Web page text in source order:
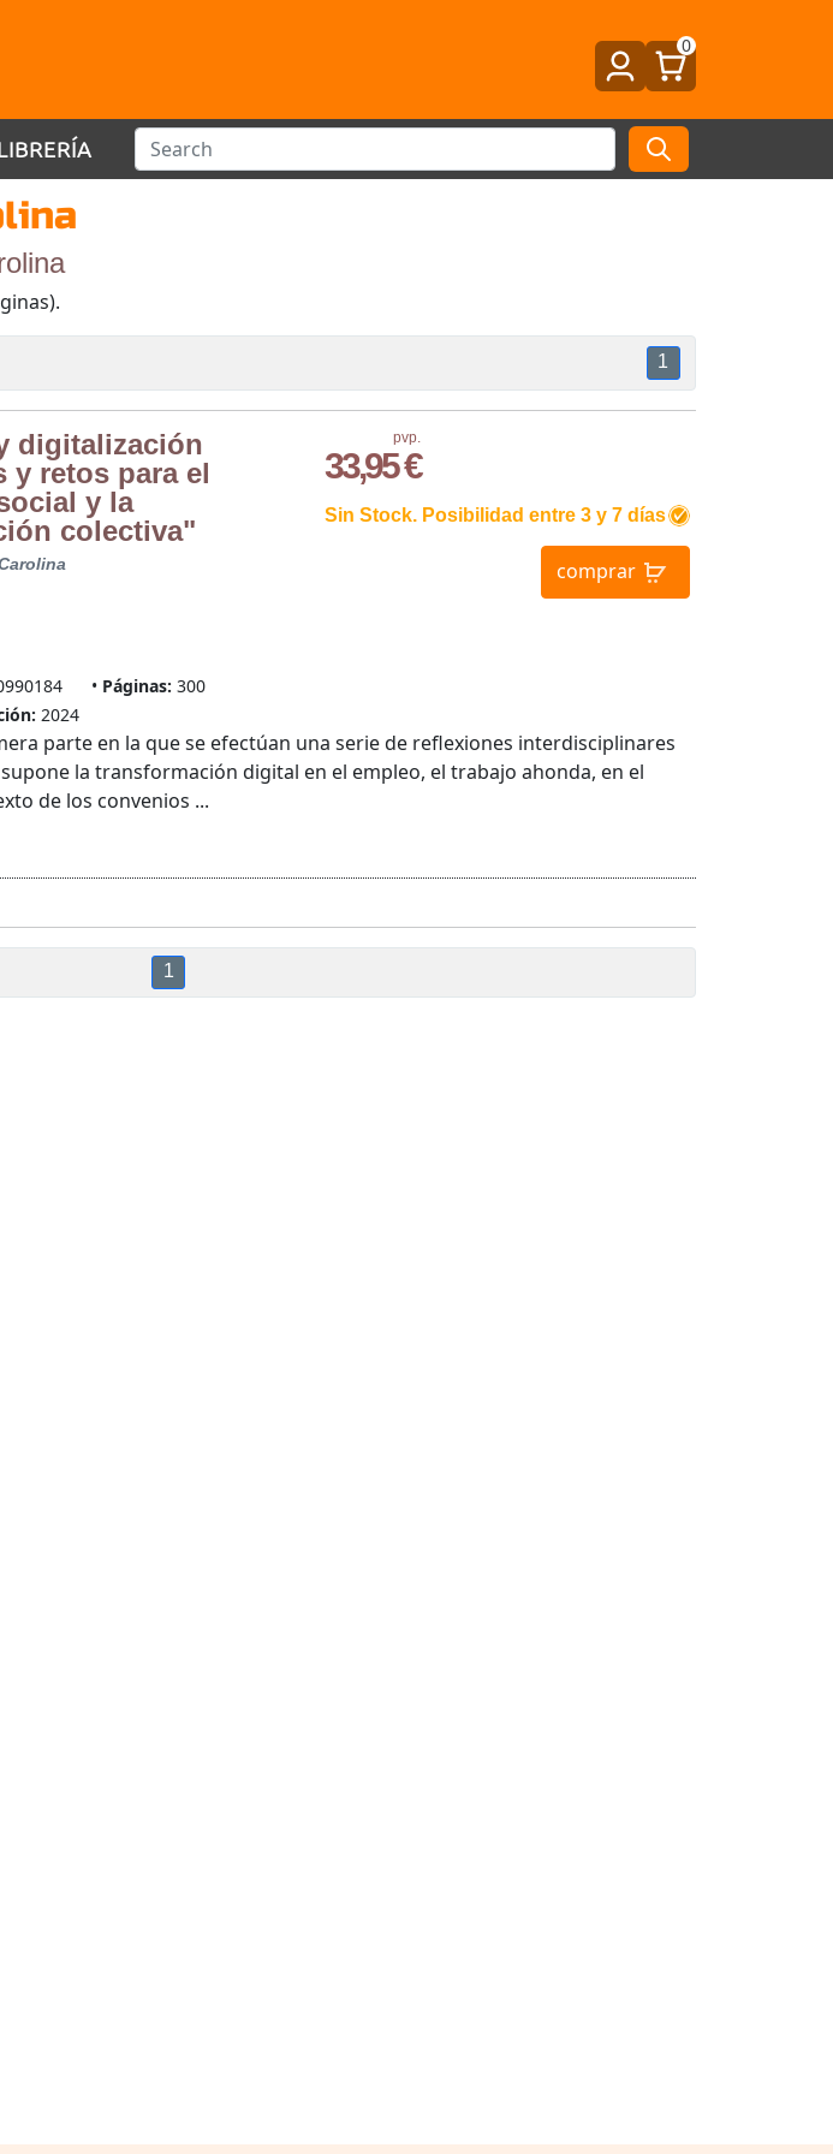
0
1
digitalización
y retos para el
y la
colectiva"
Páginas: 300
2024
pvp.
33,95 €
Sin Stock. Posibilidad entre 3 y 7 días
comprar
parte en la que se efectúan una serie de reflexiones interdisciplinares
la transformación digital en el empleo, el trabajo ahonda, en el
de los convenios ...
1